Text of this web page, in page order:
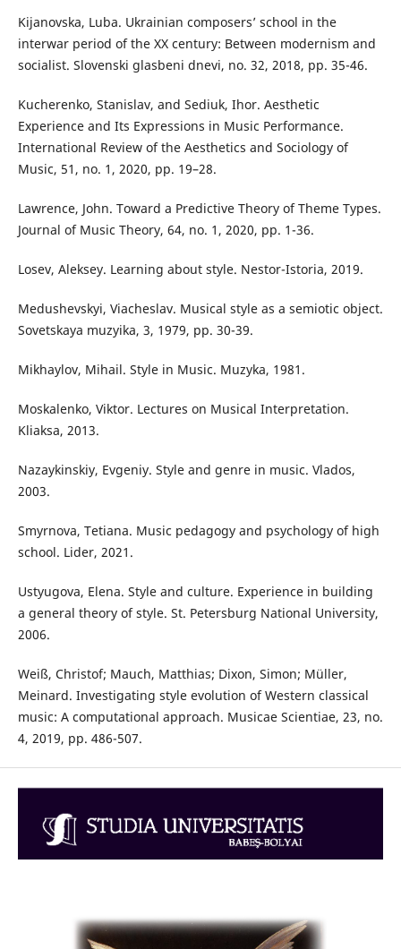
Kijanovska, Luba. Ukrainian composers’ school in the
interwar period of the XX century: Between modernism and
socialist. Slovenski glasbeni dnevi, no. 32, 2018, pp. 35-46.
Kucherenko, Stanislav, and Sediuk, Ihor. Aesthetic
Experience and Its Expressions in Music Performance.
International Review of the Aesthetics and Sociology of
Music, 51, no. 1, 2020, pp. 19–28.
Lawrence, John. Toward a Predictive Theory of Theme Types.
Journal of Music Theory, 64, no. 1, 2020, pp. 1-36.
Losev, Aleksey. Learning about style. Nestor-Istoria, 2019.
Medushevskyi, Viacheslav. Musical style as a semiotic object.
Sovetskaya muzyika, 3, 1979, pp. 30-39.
Mikhaylov, Mihail. Style in Music. Muzyka, 1981.
Moskalenko, Viktor. Lectures on Musical Interpretation.
Kliaksa, 2013.
Nazaykinskiy, Evgeniy. Style and genre in music. Vlados,
2003.
Smyrnova, Tetiana. Music pedagogy and psychology of high
school. Lider, 2021.
Ustyugova, Elena. Style and culture. Experience in building
a general theory of style. St. Petersburg National University,
2006.
Weiß, Christof; Mauch, Matthias; Dixon, Simon; Müller,
Meinard. Investigating style evolution of Western classical
music: A computational approach. Musicae Scientiae, 23, no.
4, 2019, pp. 486-507.